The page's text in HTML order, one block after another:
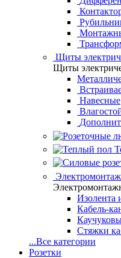
Щиты
Щиты
Навесные
Изолента
Кабель-
Стяжки
...Все категории
Розетки